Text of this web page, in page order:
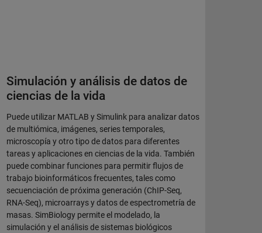
Simulación y análisis de datos de
ciencias de la vida
Puede utilizar MATLAB y Simulink para analizar datos
de multiómica, imágenes, series temporales,
microscopía y otro tipo de datos para diferentes
tareas y aplicaciones en ciencias de la vida. También
puede combinar funciones para permitir flujos de
trabajo bioinformáticos frecuentes, tales como
secuenciación de próxima generación (ChIP-Seq,
RNA-Seq), microarrays y datos de espectrometría de
masas. SimBiology permite el modelado, la
simulación y el análisis de sistemas biológicos